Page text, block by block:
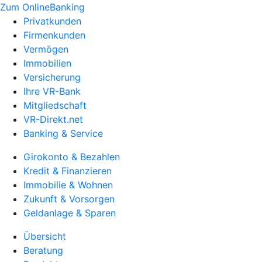
Zum OnlineBanking
Privatkunden
Firmenkunden
Vermögen
Immobilien
Versicherung
Ihre VR-Bank
Mitgliedschaft
VR-Direkt.net
Banking & Service
Girokonto & Bezahlen
Kredit & Finanzieren
Immobilie & Wohnen
Zukunft & Vorsorgen
Geldanlage & Sparen
Übersicht
Beratung